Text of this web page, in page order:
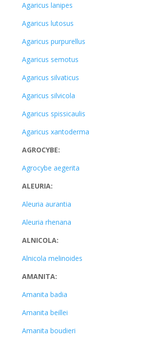
Agaricus lanipes
Agaricus lutosus
Agaricus purpurellus
Agaricus semotus
Agaricus silvaticus
Agaricus silvicola
Agaricus spissicaulis
Agaricus xantoderma
AGROCYBE:
Agrocybe aegerita
ALEURIA:
Aleuria aurantia
Aleuria rhenana
ALNICOLA:
Alnicola melinoides
AMANITA:
Amanita badia
Amanita beillei
Amanita boudieri